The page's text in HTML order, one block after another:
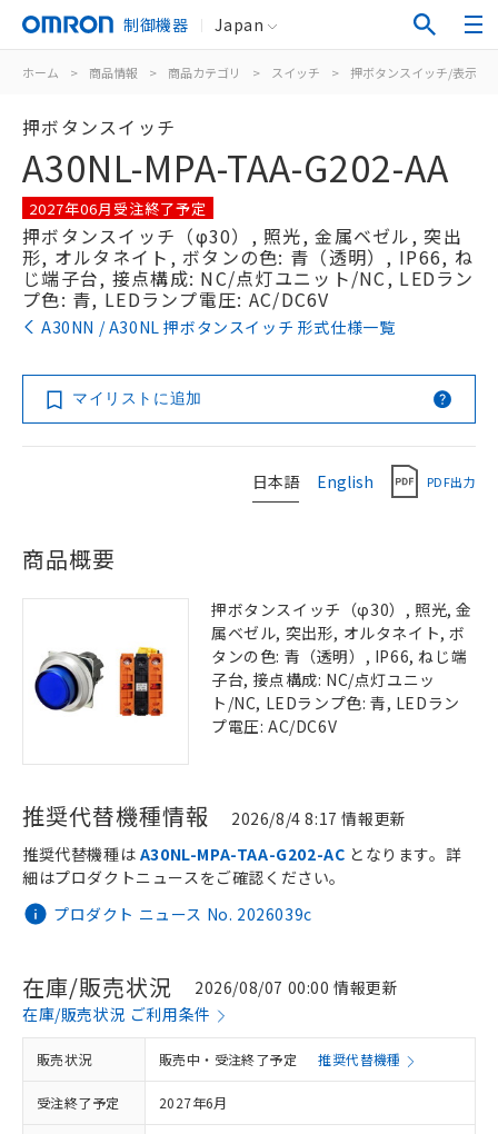
制御機器 Japan
ホーム > 商品情報 > 商品カテゴリ > スイッチ > 押ボタンスイッチ/表示灯
押ボタンスイッチ
A30NL-MPA-TAA-G202-AA
2027年06月受注終了予定
押ボタンスイッチ（φ30）, 照光, 金属ベゼル, 突出
形, オルタネイト, ボタンの色: 青（透明）, IP66, ね
じ端子台, 接点構成: NC/点灯ユニット/NC, LEDラン
プ色: 青, LEDランプ電圧: AC/DC6V
A30NN / A30NL 押ボタンスイッチ 形式仕様一覧
マイリストに追加
日本語 English PDF出力
商品概要
押ボタンスイッチ（φ30）, 照光, 金
属ベゼル, 突出形, オルタネイト, ボ
タンの色: 青（透明）, IP66, ねじ端
子台, 接点構成: NC/点灯ユニッ
ト/NC, LEDランプ色: 青, LEDラン
プ電圧: AC/DC6V
推奨代替機種情報 2026/8/4 8:17 情報更新
プロダクト ニュース No. 2026039c
推奨代替機種は A30NL-MPA-TAA-G202-AC となります。詳
細はプロダクトニュースをご確認ください。
在庫/販売状況
2026/08/07 00:00 情報更新
在庫/販売状況 ご利用条件
販売状況 販売中・受注終了予定 推奨代替機種
受注終了予定 2027年6月